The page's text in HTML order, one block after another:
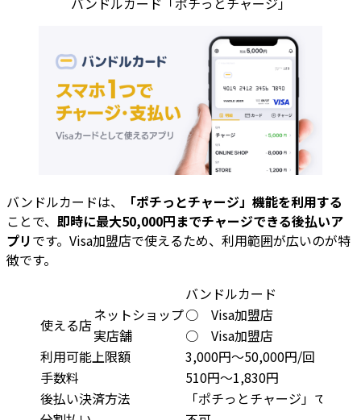
バンドルカードは、
「ポチっとチャージ」機能を利用する
ことで、 即時に最大50,000円までチャージできる後払いア
プリです。Visa加盟店で使えるため、利用範囲が広いのが特
徴です。
バンドルカード
使える店
ネットショップ○ Visa加盟店
実店舗
○ Visa加盟店
利用可能上限額
3,000円〜50,000円/回
手数料
510円〜1,830円
後払い決済方法
「ポチっとチャージ」でチャ